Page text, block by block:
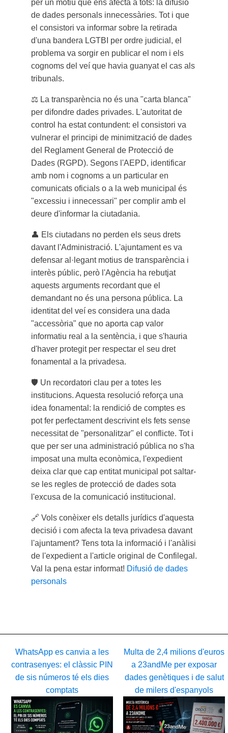
per un motiu que ens afecta a tots: la difusió
de dades personals innecessàries. Tot i que
el consistori va informar sobre la retirada
d'una bandera LGTBI per ordre judicial, el
problema va sorgir en publicar el nom i els
cognoms del veí que havia guanyat el cas als
tribunals.
⚖️La transparència no és una "carta blanca"
per difondre dades privades. L'autoritat de
control ha estat contundent: el consistori va
vulnerar el principi de minimització de dades
del Reglament General de Protecció de
Dades (RGPD). Segons l'AEPD, identificar
amb nom i cognoms a un particular en
comunicats oficials o a la web municipal és
"excessiu i innecessari" per complir amb el
deure d'informar la ciutadania.
👤 Els ciutadans no perden els seus drets
davant l'Administració. L'ajuntament es va
defensar al·legant motius de transparència i
interès públic, però l'Agència ha rebutjat
aquests arguments recordant que el
demandant no és una persona pública. La
identitat del veí es considera una dada
"accessòria" que no aporta cap valor
informatiu real a la sentència, i que s'hauria
d'haver protegit per respectar el seu dret
fonamental a la privadesa.
🛡️ Un recordatori clau per a totes les
institucions. Aquesta resolució reforça una
idea fonamental: la rendició de comptes es
pot fer perfectament descrivint els fets sense
necessitat de "personalitzar" el conflicte. Tot i
que per ser una administració pública no s'ha
imposat una multa econòmica, l'expedient
deixa clar que cap entitat municipal pot saltar-
se les regles de protecció de dades sota
l'excusa de la comunicació institucional.
🔗 Vols conèixer els detalls jurídics d'aquesta
decisió i com afecta la teva privadesa davant
l'ajuntament? Tens tota la informació i l'anàlisi
de l'expedient a l'article original de Confilegal.
Val la pena estar informat! Difusió de dades
personals
WhatsApp es canvia a les
contrasenyes: el clàssic PIN
de sis números té els dies
comptats
Multa de 2,4 milions d'euros
a 23andMe per exposar
dades genètiques i de salut
de milers d'espanyols